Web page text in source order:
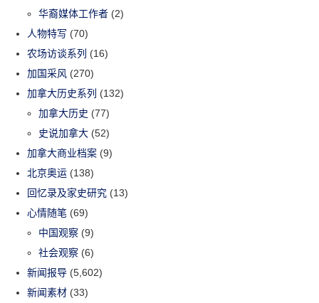
华裔媒体工作者 (2)
人物特写 (70)
农场访谈系列 (16)
加国采风 (270)
加拿大历史系列 (132)
加拿大历史 (77)
史说加拿大 (52)
加拿大商业档案 (9)
北京奥运 (138)
回忆录及家史研究 (13)
心情随笔 (69)
中国观察 (9)
社会观察 (6)
新闻报导 (5,602)
新闻素材 (33)